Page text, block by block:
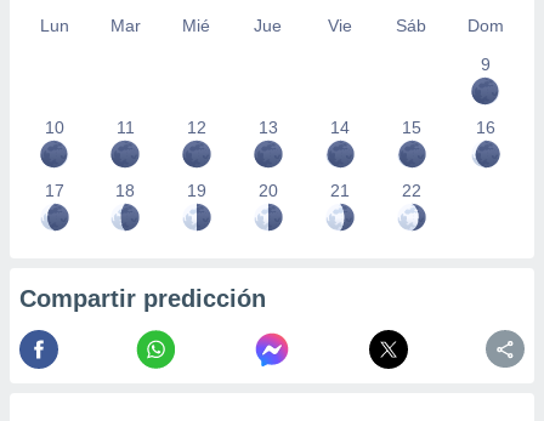
Lun Mar Mié Jue Vie Sáb
Dom
9
10 11 12 13 14 15 16
17 18 19 20 21 22
Compartir predicción